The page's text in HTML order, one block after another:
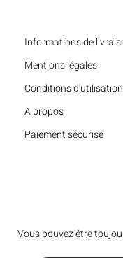
Informations de
Mentions légales
Conditions d'utilisation
A propos
Paiement sécurisé
Vous pouvez être